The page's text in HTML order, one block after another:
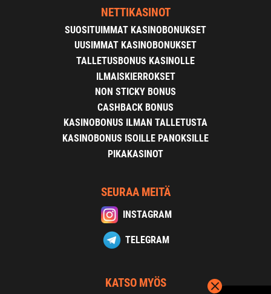
NETTIKASINOT
SUOSITUIMMAT KASINOBONUKSET
UUSIMMAT KASINOBONUKSET
TALLETUSBONUS KASINOLLE
ILMAISKIERROKSET
NON STICKY BONUS
CASHBACK BONUS
KASINOBONUS ILMAN TALLETUSTA
KASINOBONUS ISOILLE PANOKSILLE
PIKAKASINOT
SEURAA MEITÄ
INSTAGRAM
TELEGRAM
KATSO MYÖS